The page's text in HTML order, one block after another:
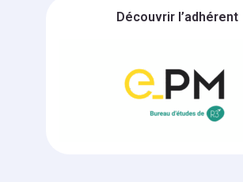
Découvrir l’adhérent